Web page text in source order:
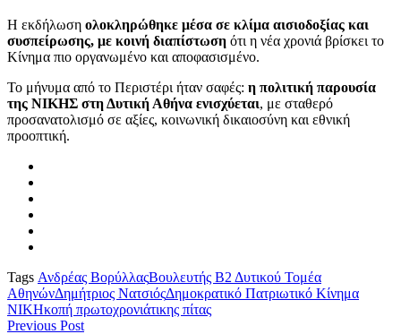
Η εκδήλωση ολοκληρώθηκε μέσα σε κλίμα αισιοδοξίας και
συσπείρωσης, με κοινή διαπίστωση ότι η νέα χρονιά βρίσκει το
Κίνημα πιο οργανωμένο και αποφασισμένο.
Το μήνυμα από το Περιστέρι ήταν σαφές: η πολιτική παρουσία
της ΝΙΚΗΣ στη Δυτική Αθήνα ενισχύεται, με σταθερό
προσανατολισμό σε αξίες, κοινωνική δικαιοσύνη και εθνική
προοπτική.
Tags Ανδρέας ΒορύλλαςΒουλευτής Β2 Δυτικού Τομέα
ΑθηνώνΔημήτριος ΝατσιόςΔημοκρατικό Πατριωτικό Κίνημα
ΝΙΚΗκοπή πρωτοχρονιάτικης πίτας
Previous Post